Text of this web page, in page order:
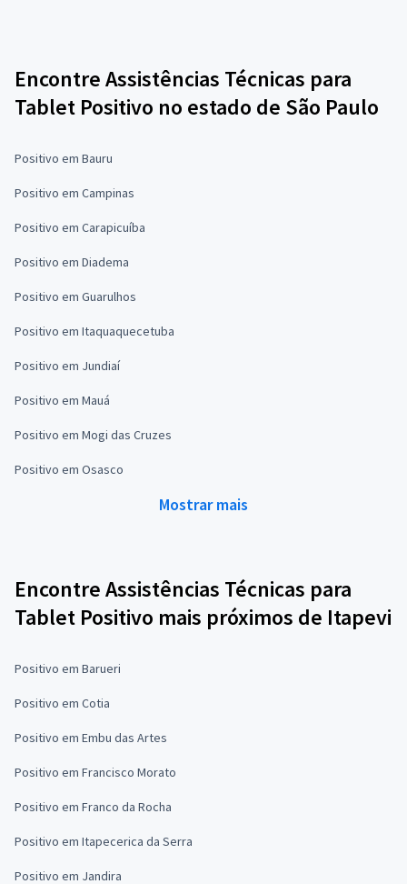
Encontre Assistências Técnicas para
Tablet Positivo no estado de São Paulo
Positivo em Bauru
Positivo em Campinas
Positivo em Carapicuíba
Positivo em Diadema
Positivo em Guarulhos
Positivo em Itaquaquecetuba
Positivo em Jundiaí
Positivo em Mauá
Positivo em Mogi das Cruzes
Positivo em Osasco
Mostrar mais
Encontre Assistências Técnicas para
Tablet Positivo mais próximos de Itapevi
Positivo em Barueri
Positivo em Cotia
Positivo em Embu das Artes
Positivo em Francisco Morato
Positivo em Franco da Rocha
Positivo em Itapecerica da Serra
Positivo em Jandira